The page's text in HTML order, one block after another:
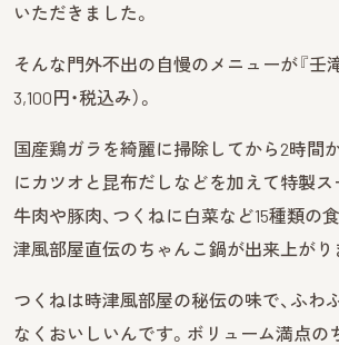
いただきました。
そんな門外不出の自慢のメニューが『壬
3,100円・税込み）。
国産鶏ガラを綺麗に掃除してから2時間
にカツオと昆布だしなどを加えて特製ス
牛肉や豚肉、つくねに白菜など15種類の
津風部屋直伝のちゃんこ鍋が出来上がり
つくねは時津風部屋の秘伝の味で、ふわ
なくおいしいんです。ボリューム満点の